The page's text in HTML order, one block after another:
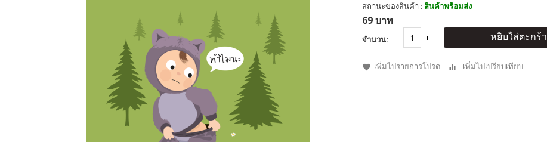
สถานะของสินค้า : สินค้าพร้อมส่ง
69 บาท
จำนวน: หยิบใส่ตะกร้า
เพิ่มไปรายการโปรด เพิ่มไปเปรียบเทียบ